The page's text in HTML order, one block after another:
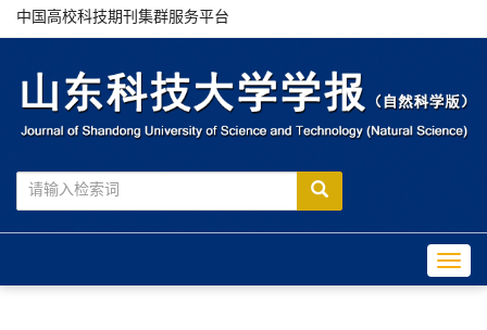
中国高校科技期刊集群服务平台